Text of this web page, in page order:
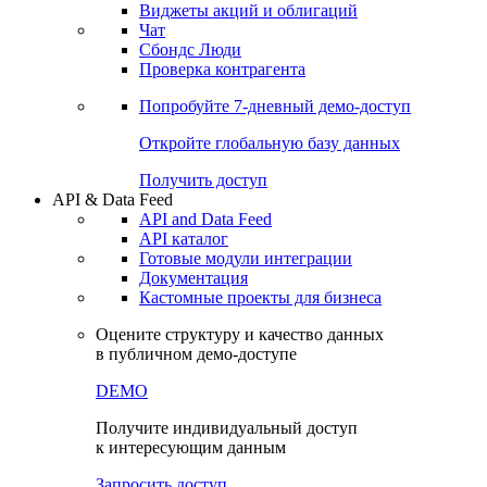
Виджеты акций и облигаций
Чат
Сбондс Люди
Проверка контрагента
Попробуйте 7-дневный демо-доступ
Откройте глобальную базу данных
Получить доступ
API & Data Feed
API and Data Feed
API каталог
Готовые модули интеграции
Документация
Кастомные проекты для бизнеса
Оцените структуру и качество данных
в публичном демо-доступе
DEMO
Получите индивидуальный доступ
к интересующим данным